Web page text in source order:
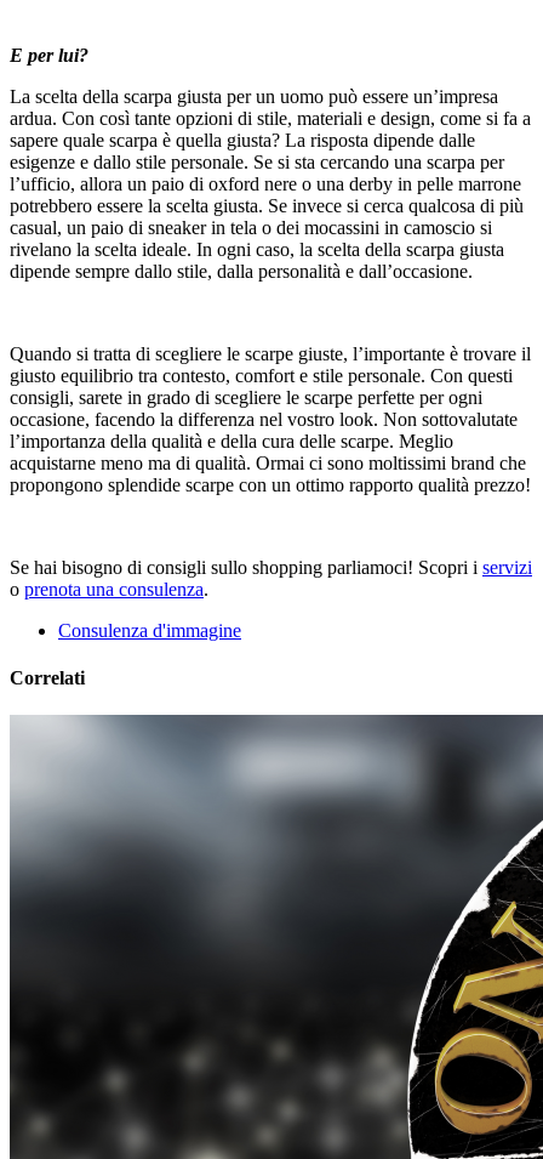
E per lui?
La scelta della scarpa giusta per un uomo può essere un’impresa
ardua. Con così tante opzioni di stile, materiali e design, come si fa a
sapere quale scarpa è quella giusta? La risposta dipende dalle
esigenze e dallo stile personale. Se si sta cercando una scarpa per
l’ufficio, allora un paio di oxford nere o una derby in pelle marrone
potrebbero essere la scelta giusta. Se invece si cerca qualcosa di più
casual, un paio di sneaker in tela o dei mocassini in camoscio si
rivelano la scelta ideale. In ogni caso, la scelta della scarpa giusta
dipende sempre dallo stile, dalla personalità e dall’occasione.
Quando si tratta di scegliere le scarpe giuste, l’importante è trovare il
giusto equilibrio tra contesto, comfort e stile personale. Con questi
consigli, sarete in grado di scegliere le scarpe perfette per ogni
occasione, facendo la differenza nel vostro look. Non sottovalutate
l’importanza della qualità e della cura delle scarpe. Meglio
acquistarne meno ma di qualità. Ormai ci sono moltissimi brand che
propongono splendide scarpe con un ottimo rapporto qualità prezzo!
Se hai bisogno di consigli sullo shopping parliamoci! Scopri i servizi
o prenota una consulenza.
Consulenza d'immagine
Correlati